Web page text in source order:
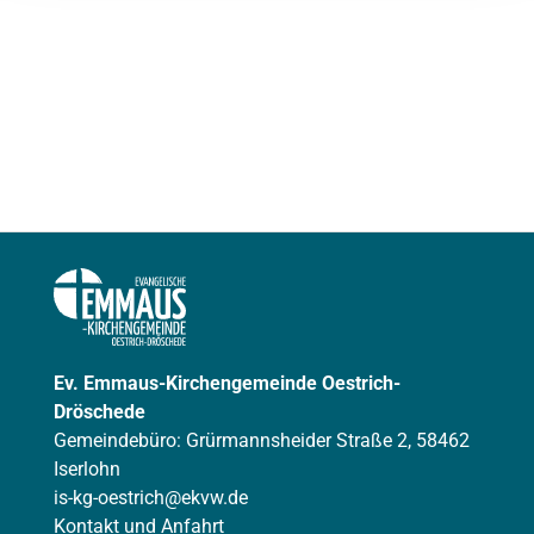
Ev. Emmaus-Kirchengemeinde Oestrich-
Dröschede
Gemeindebüro: Grürmannsheider Straße 2, 58462
Iserlohn
is-kg-oestrich@ekvw.de
Kontakt und Anfahrt